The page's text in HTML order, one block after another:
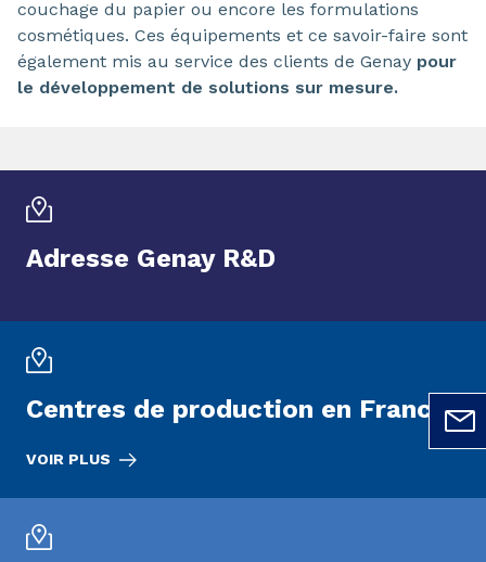
couchage du papier ou encore les formulations
cosmétiques. Ces équipements et ce savoir-faire sont
également mis au service des clients de Genay pour
le développement de solutions sur mesure.
Adresse Genay R&D
Centres de production en France
VOIR PLUS